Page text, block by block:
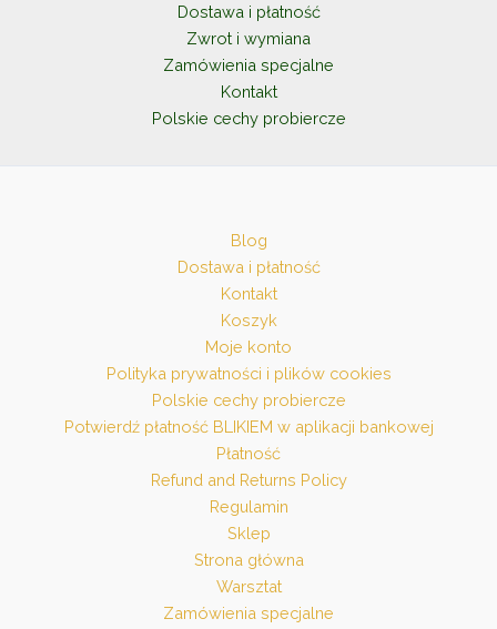
Dostawa i płatność
Zwrot i wymiana
Zamówienia specjalne
Kontakt
Polskie cechy probiercze
Blog
Dostawa i płatność
Kontakt
Koszyk
Moje konto
Polityka prywatności i plików cookies
Polskie cechy probiercze
Potwierdź płatność BLIKIEM w aplikacji bankowej
Płatność
Refund and Returns Policy
Regulamin
Sklep
Strona główna
Warsztat
Zamówienia specjalne